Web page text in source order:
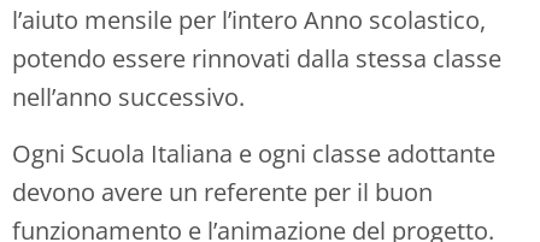
l’aiuto mensile per l’intero Anno scolastico,
potendo essere rinnovati dalla stessa classe
nell’anno successivo.
Ogni Scuola Italiana e ogni classe adottante
devono avere un referente per il buon
funzionamento e l’animazione del progetto.